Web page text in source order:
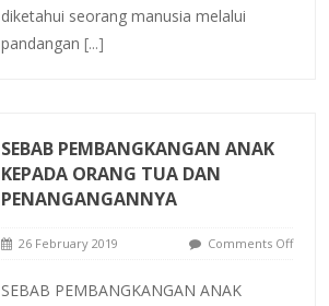
diketahui seorang manusia melalui
pandangan [...]
SEBAB PEMBANGKANGAN ANAK
KEPADA ORANG TUA DAN
PENANGANGANNYA
26 February 2019 Comments Off
SEBAB PEMBANGKANGAN ANAK